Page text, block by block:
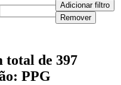
total de 397
PPG